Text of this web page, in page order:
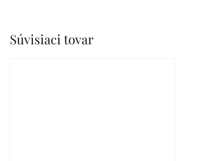
Súvisiaci tovar